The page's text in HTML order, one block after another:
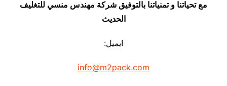
مع تحياتنا و تمنياتنا بالتوفيق شركة مهندس منسي للتغليف
الحديث
ايميل:
info@m2pack.com